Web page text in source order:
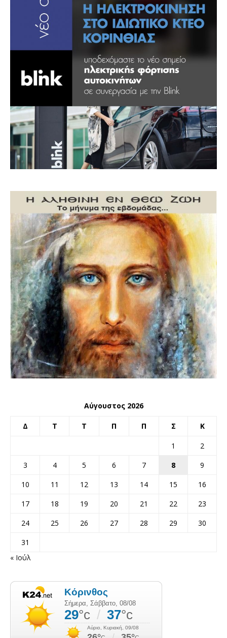
Αύγουστος 2026
Δ Τ Τ Π Π Σ Κ
1
2
3
4 5 6 7 8
9
10
11 12 13 14 15
16
17
18 19 20 21 22
23
24
25 26 27 28 29
30
31
« Ιούλ